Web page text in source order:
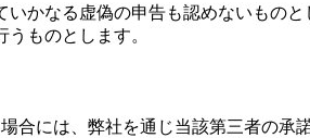
かなる虚偽の申告も認めないものと
ものとします。
には、弊社を通じ当該第三者の承